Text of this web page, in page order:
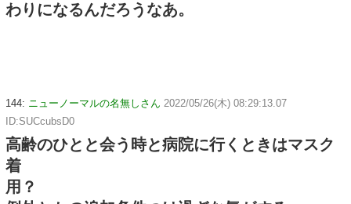
わりになるんだろうなあ。
144: ニューノーマルの名無しさん 2022/05/26(木) 08:29:13.07
ID:SUCcubsD0
高齢のひとと会う時と病院に行くときはマスク
着
用？